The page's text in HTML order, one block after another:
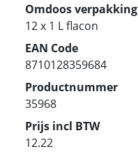
Omdoos verpakking
12 x 1 L flacon
EAN Code
8710128359684
Productnummer
35968
Prijs incl BTW
12.22